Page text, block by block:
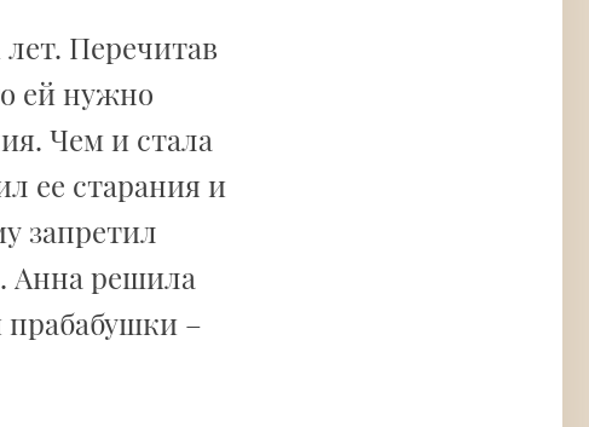
Перечитав
ей нужно
Чем и стала
ее старания и
запретил
Анна решила
–